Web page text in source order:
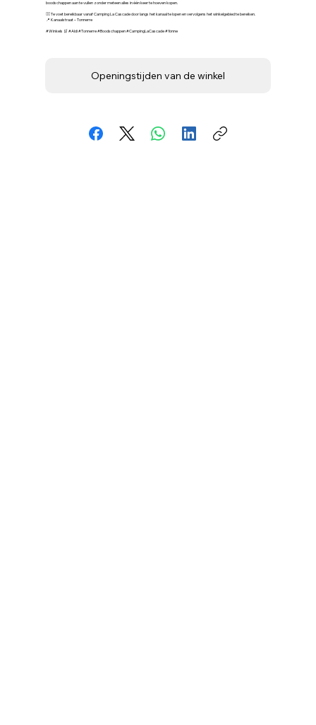
boodschappen aan te vullen zonder meteen alles in één keer te hoeven kopen.
🚶‍♂️ Te voet bereikbaar vanaf Camping La Cascade door langs het kanaal te lopen en vervolgens het winkelgebied te bereiken.
📍 Kanaalstraat – Tonnerre
#Winkels 🛒 #Aldi #Tonnerre #Boodschappen #CampingLaCascade #Yonne
Openingstijden van de winkel